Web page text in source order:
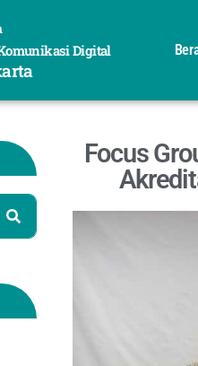
Digital
Focus